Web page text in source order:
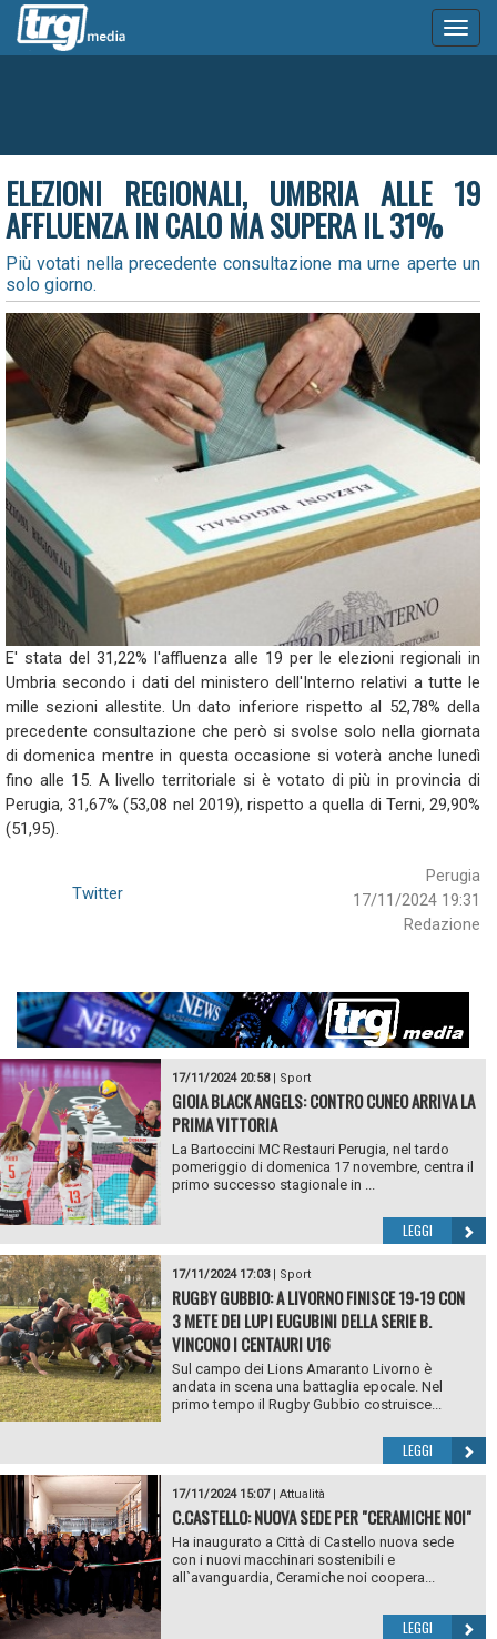
ELEZIONI REGIONALI, UMBRIA ALLE 19
AFFLUENZA IN CALO MA SUPERA IL 31%
Più votati nella precedente consultazione ma urne aperte un
solo giorno.
E' stata del 31,22% l'affluenza alle 19 per le elezioni regionali in
Umbria secondo i dati del ministero dell'Interno relativi a tutte le
mille sezioni allestite. Un dato inferiore rispetto al 52,78% della
precedente consultazione che però si svolse solo nella giornata
di domenica mentre in questa occasione si voterà anche lunedì
fino alle 15. A livello territoriale si è votato di più in provincia di
Perugia, 31,67% (53,08 nel 2019), rispetto a quella di Terni, 29,90%
(51,95).
Perugia
17/11/2024 19:31
Redazione
Twitter
17/11/2024 20:58| Sport
GIOIA BLACK ANGELS: CONTRO CUNEO ARRIVA LA
PRIMA VITTORIA
La Bartoccini MC Restauri Perugia, nel tardo
pomeriggio di domenica 17 novembre, centra il
primo successo stagionale in ...
LEGGI
17/11/2024 17:03| Sport
RUGBY GUBBIO: A LIVORNO FINISCE 19-19 CON
3 METE DEI LUPI EUGUBINI DELLA SERIE B.
VINCONO I CENTAURI U16
Sul campo dei Lions Amaranto Livorno è
andata in scena una battaglia epocale. Nel
primo tempo il Rugby Gubbio costruisce...
LEGGI
17/11/2024 15:07| Attualità
C.CASTELLO: NUOVA SEDE PER "CERAMICHE NOI"
Ha inaugurato a Città di Castello nuova sede
con i nuovi macchinari sostenibili e
all`avanguardia, Ceramiche noi coopera...
LEGGI